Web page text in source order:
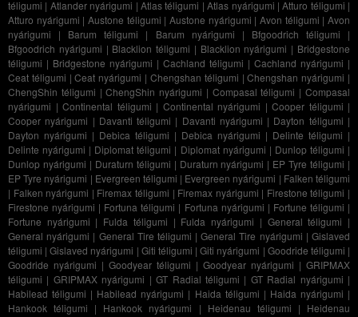
téligumi | Atlander nyárigumi | Atlas téligumi |Atlas nyárigumi |Atturo téligumi |
Atturo nyárigumi |Austone téligumi |Austone nyárigumi |Avon téligumi |Avon
nyárigumi | Barum téligumi | Barum nyárigumi | Bfgoodrich téligumi |
Bfgoodrich nyárigumi | Blacklion téligumi | Blacklion nyárigumi | Bridgestone
téligumi | Bridgestone nyárigumi | Cachland téligumi | Cachland nyárigumi |
Ceat téligumi |Ceat nyárigumi | Chengshan téligumi |Chengshan nyárigumi |
ChengShin téligumi |ChengShin nyárigumi | Compasal téligumi |Compasal
nyárigumi | Continental téligumi | Continental nyárigumi | Cooper téligumi |
Cooper nyárigumi | Davanti téligumi | Davanti nyárigumi | Dayton téligumi |
Dayton nyárigumi | Debica téligumi | Debica nyárigumi | Delinte téligumi |
Delinte nyárigumi | Diplomat téligumi | Diplomat nyárigumi | Dunlop téligumi |
Dunlop nyárigumi | Duraturn téligumi | Duraturn nyárigumi | EP Tyre téligumi |
EP Tyre nyárigumi | Evergreen téligumi | Evergreen nyárigumi | Falken téligumi
| Falken nyárigumi | Firemax téligumi | Firemax nyárigumi | Firestone téligumi |
Firestone nyárigumi | Fortuna téligumi | Fortuna nyárigumi | Fortune téligumi |
Fortune nyárigumi | Fulda téligumi | Fulda nyárigumi | General téligumi |
General nyárigumi | General Tire téligumi |General Tire nyárigumi |Gislaved
téligumi |Gislaved nyárigumi | Giti téligumi |Giti nyárigumi | Goodride téligumi |
Goodride nyárigumi | Goodyear téligumi | Goodyear nyárigumi | GRIPMAX
téligumi | GRIPMAX nyárigumi |GT Radial téligumi | GT Radial nyárigumi |
Habilead téligumi | Habilead nyárigumi | Haida téligumi | Haida nyárigumi |
Hankook téligumi | Hankook nyárigumi | Heidenau téligumi | Heidenau